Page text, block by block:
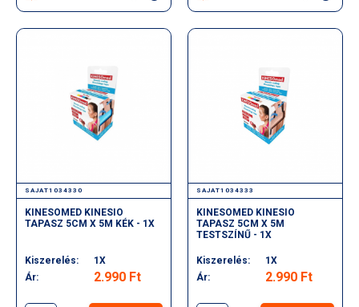
SAJAT1034330
KINESOMED KINESIO
TAPASZ 5CM X 5M KÉK - 1X
Kiszerelés:
1X
Ár:
2.990 Ft
SAJAT1034333
KINESOMED KINESIO
TAPASZ 5CM X 5M
TESTSZÍNŰ - 1X
Kiszerelés:
1X
Ár:
2.990 Ft